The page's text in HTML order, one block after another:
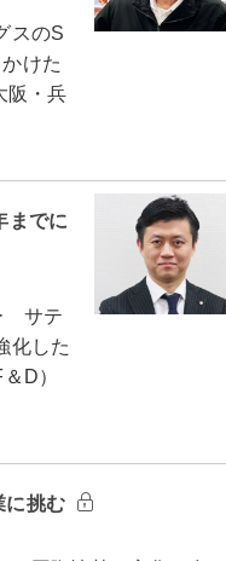
スのS
けた
阪・兵
までに
サテ
化した
D）
に挑む